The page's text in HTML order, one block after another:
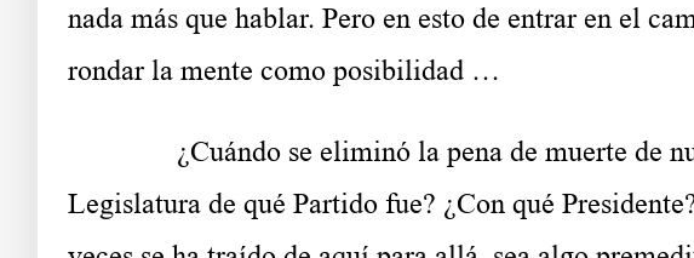
nada más que hablar. Pero en esto de entrar en el
rondar la mente como posibilidad …
¿Cuándo se eliminó la pena de muerte de
Legislatura de qué Partido fue? ¿Con qué